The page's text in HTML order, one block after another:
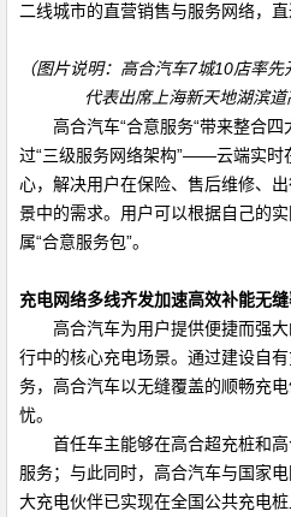
二线城市的直营销售与服务网络，直
（图片说明：高合汽车7城10店率先
代表出席上海新天地湖滨道
高合汽车“合意服务“带来整合
过“三级服务网络架构”——云端实时
心，解决用户在保险、售后维修、
景中的需求。用户可以根据自己的
属“合意服务包”。
充电网络多线齐发加速高效补能无
高合汽车为用户提供便捷而强
行中的核心充电场景。通过建设自
务，高合汽车以无缝覆盖的顺畅充
忧。
首任车主能够在高合超充桩和
服务；与此同时，高合汽车与国家
大充电伙伴已实现在全国公共充电